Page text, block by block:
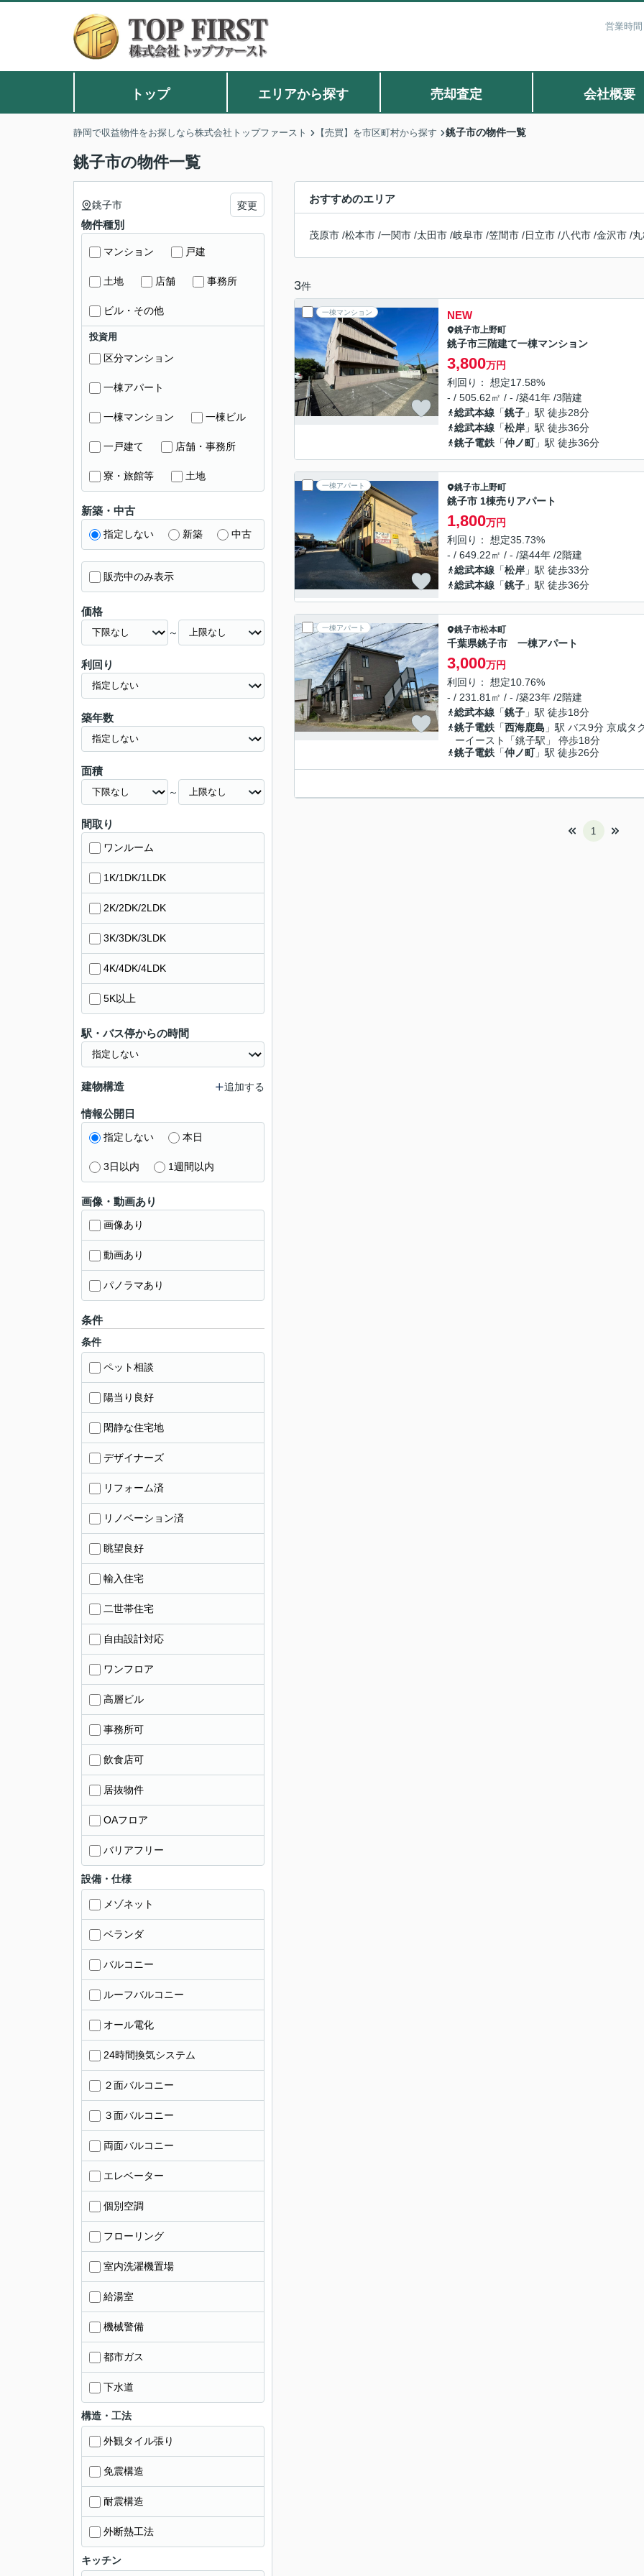
営業時
トップ エリアから探す 売却査定 会社概要
静岡で収益物件をお探しなら株式会社トップファースト 【売買】を市区町村から探す 銚子市の物件一覧
銚子市の物件一覧
おすすめのエリア
茂原市 /松本市 /一関市 /太田市 /岐阜市 /笠間市 /日立市 /八代市 /金沢市 /
3件
一棟マンション NEW
銚子市上野町
銚子市三階建て一棟マンション
3,800万円
利回り： 想定17.58%
- / 505.62㎡ / - /築41年 /3階建
総武本線 「銚子 」駅 徒歩28分
総武本線 「松岸 」駅 徒歩36分
銚子電鉄 「仲ノ町」駅 徒歩36分
一棟アパート 銚子市上野町
銚子市 1棟売りアパート
1,800万円
利回り： 想定35.73%
- / 649.22㎡ / - /築44年 /2階建
総武本線 「松岸 」駅 徒歩33分
総武本線 「銚子 」駅 徒歩36分
一棟アパート 銚子市松本町
千葉県銚子市 一棟アパート
3,000万円
利回り： 想定10.76%
- / 231.81㎡ / - /築23年 /2階建
総武本線 「銚子 」駅 徒歩18分
銚子電鉄 「西海鹿島 」駅 バス9分 京成タ
ーイースト「銚子駅」 停歩18分
銚子電鉄 「仲ノ町」駅 徒歩26分
1
銚子市 変更
物件種別
マンション 戸建
土地 店舗 事務所
ビル・その他
投資用
区分マンション
一棟アパート
一棟マンション 一棟ビル
一戸建て 店舗・事務所
寮・旅館等 土地
新築・中古
指定しない 新築 中古
販売中のみ表示
価格
～
利回り
築年数
面積
～
間取り
ワンルーム
1K/1DK/1LDK
2K/2DK/2LDK
3K/3DK/3LDK
4K/4DK/4LDK
5K以上
駅・バス停からの時間
建物構造 追加する
情報公開日
指定しない 本日
3日以内 1週間以内
画像・動画あり
画像あり
動画あり
パノラマあり
条件
条件
ペット相談
陽当り良好
閑静な住宅地
デザイナーズ
リフォーム済
リノベーション済
眺望良好
輸入住宅
二世帯住宅
自由設計対応
ワンフロア
高層ビル
事務所可
飲食店可
居抜物件
OAフロア
バリアフリー
設備・仕様
メゾネット
ベランダ
バルコニー
ルーフバルコニー
オール電化
24時間換気システム
２面バルコニー
３面バルコニー
両面バルコニー
エレベーター
個別空調
フローリング
室内洗濯機置場
給湯室
機械警備
都市ガス
下水道
構造・工法
外観タイル張り
免震構造
耐震構造
外断熱工法
キッチン